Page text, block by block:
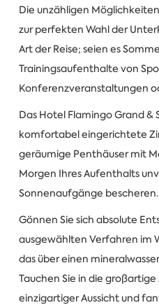
Die unzähligen
zur perfekten Wahl der
Art der Reise; seien es
Trainingsaufenthalte von
Konferenzveranstaltungen
Das Hotel Flamingo Grand &
komfortabel eingerichtete
geräumige Penthäuser mit
Morgen Ihres Aufenthalts
Sonnenaufgänge bescheren.
Gönnen Sie sich absolute
ausgewählten Verfahren im
das über einen
Tauchen Sie in die
einzigartiger Aussicht und